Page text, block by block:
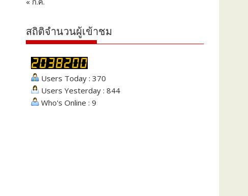
สถิติจำนวนผู้เข้าชม
Users Today : 370
Users Yesterday : 844
Who's Online : 9